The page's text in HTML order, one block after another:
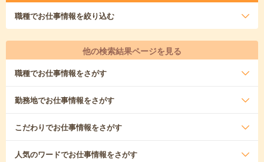
職種でお仕事情報を絞り込む
他の検索結果ページを見る
職種でお仕事情報をさがす
勤務地でお仕事情報をさがす
こだわりでお仕事情報をさがす
人気のワードでお仕事情報をさがす